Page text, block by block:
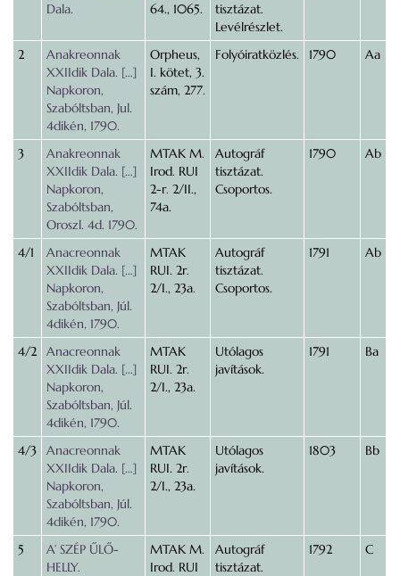
Dala.
64., 1065.
tisztázat.
Levélrészlet.
2
Anakreonnak
XXIIdik Dala. […]
Napkoron,
Szabóltsban, Jul.
4dikén, 1790.
Orpheus,
I. kötet, 3.
szám, 277.
Folyóiratközlés. 1790 Aa
3
Anakreonnak
XXIIdik Dala. […]
Napkoron,
Szabóltsban,
Oroszl. 4d. 1790.
MTAK M.
Irod. RUI
2-r. 2/II.,
74a.
Autográf
tisztázat.
Csoportos.
1790 Ab
4/1
Anacreonnak
XXIIdik Dala. […]
Napkoron,
Szabóltsban, Júl.
4dikén, 1790.
MTAK
RUI. 2r.
2/I., 23a.
Autográf
tisztázat.
Csoportos.
1791 Ab
4/2
Anacreonnak
XXIIdik Dala. […]
Napkoron,
Szabóltsban, Júl.
4dikén, 1790.
MTAK
RUI. 2r.
2/I., 23a.
Utólagos
javítások.
1791 Ba
4/3
Anacreonnak
XXIIdik Dala. […]
Napkoron,
Szabóltsban, Júl.
4dikén, 1790.
MTAK
RUI. 2r.
2/I., 23a.
Utólagos
javítások.
1803 Bb
5
A’ SZÉP ŰLŐ-
HELLY.
MTAK M.
Irod. RUI
Autográf
tisztázat.
1792 C